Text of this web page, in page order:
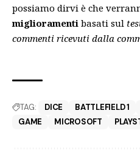
possiamo dirvi è che
miglioramenti basati sul
commenti ricevuti dalla
TAG: DICE BATTLEFIELD 1
GAME
MICROSOFT